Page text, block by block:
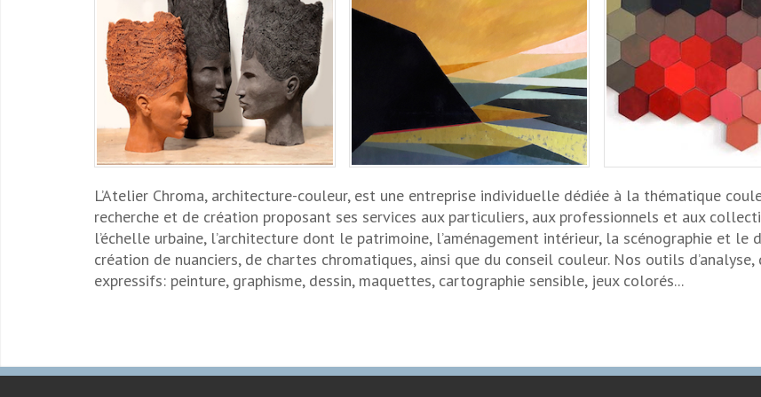
Martinez, Clémentine
L’Atelier Chroma, architecture-couleur, est une entreprise individuelle dédiée à la thématique
recherche et de création proposant ses services aux particuliers, aux professionnels et aux
l’échelle urbaine, l’architecture dont le patrimoine, l’aménagement intérieur, la scénographie et le
création de nuanciers, de chartes chromatiques, ainsi que du conseil couleur. Nos outils
expressifs: peinture, graphisme, dessin, maquettes, cartographie sensible, jeux colorés...